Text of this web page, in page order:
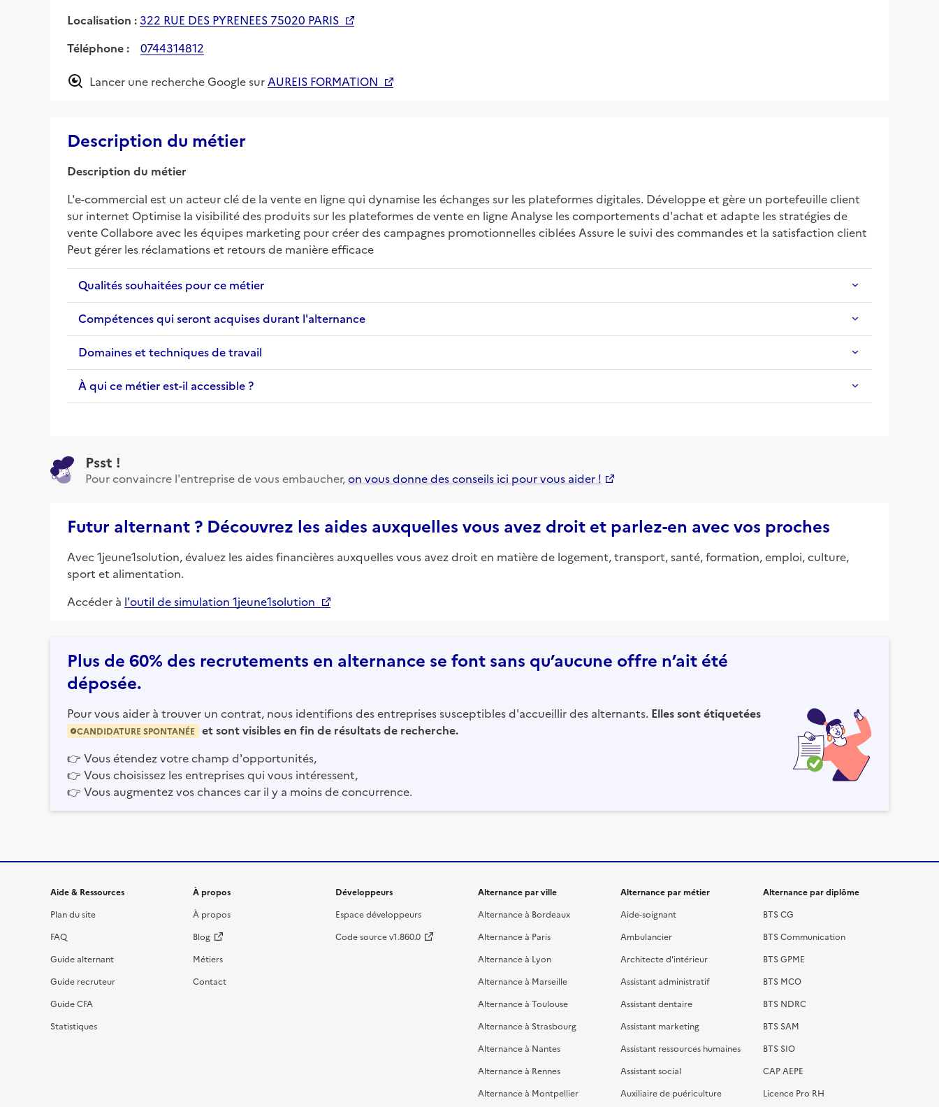
Localisation :322 RUE DES PYRENEES 75020 PARIS
Téléphone :
0744314812
Lancer une recherche Google sur AUREIS FORMATION
Description du métier
Description du métier
L'e-commercial est un acteur clé de la vente en ligne qui dynamise les échanges sur les plateformes digitales. Développe et gère un portefeuille client
sur internet Optimise la visibilité des produits sur les plateformes de vente en ligne Analyse les comportements d'achat et adapte les stratégies de
vente Collabore avec les équipes marketing pour créer des campagnes promotionnelles ciblées Assure le suivi des commandes et la satisfaction client
Peut gérer les réclamations et retours de manière efficace
Qualités souhaitées pour ce métier
Compétences qui seront acquises durant l'alternance
Domaines et techniques de travail
À qui ce métier est-il accessible ?
Psst !
Pour convaincre l'entreprise de vous embaucher,on vous donne des conseils ici pour vous aider !
Futur alternant ? Découvrez les aides auxquelles vous avez droit et parlez-en avec vos proches
Avec 1jeune1solution, évaluez les aides financières auxquelles vous avez droit en matière de logement, transport, santé, formation, emploi, culture,
sport et alimentation.
Accéder à l'outil de simulation 1jeune1solution
Plus de 60% des recrutements en alternance se font sans qu’aucune offre n’ait été
déposée.
Pour vous aider à trouver un contrat, nous identifions des entreprises susceptibles d'accueillir des alternants. Elles sont étiquetées
CANDIDATURE SPONTANÉE
et sont visibles en fin de résultats de recherche.
👉 Vous étendez votre champ d'opportunités,
👉 Vous choisissez les entreprises qui vous intéressent,
👉 Vous augmentez vos chances car il y a moins de concurrence.
Informations et liens du site
Aide & Ressources
Plan du site
FAQ
Guide alternant
Guide recruteur
Guide CFA
Statistiques
À propos
À propos
Blog
Métiers
Contact
Développeurs
Espace développeurs
Code source v1.860.0
Alternance par ville
Alternance à Bordeaux
Alternance à Paris
Alternance à Lyon
Alternance à Marseille
Alternance à Toulouse
Alternance à Strasbourg
Alternance à Nantes
Alternance à Rennes
Alternance à Montpellier
Alternance par métier
Aide-soignant
Ambulancier
Architecte d'intérieur
Assistant administratif
Assistant dentaire
Assistant marketing
Assistant ressources humaines
Assistant social
Auxiliaire de puériculture
Alternance par diplôme
BTS CG
BTS Communication
BTS GPME
BTS MCO
BTS NDRC
BTS SAM
BTS SIO
CAP AEPE
Licence Pro RH